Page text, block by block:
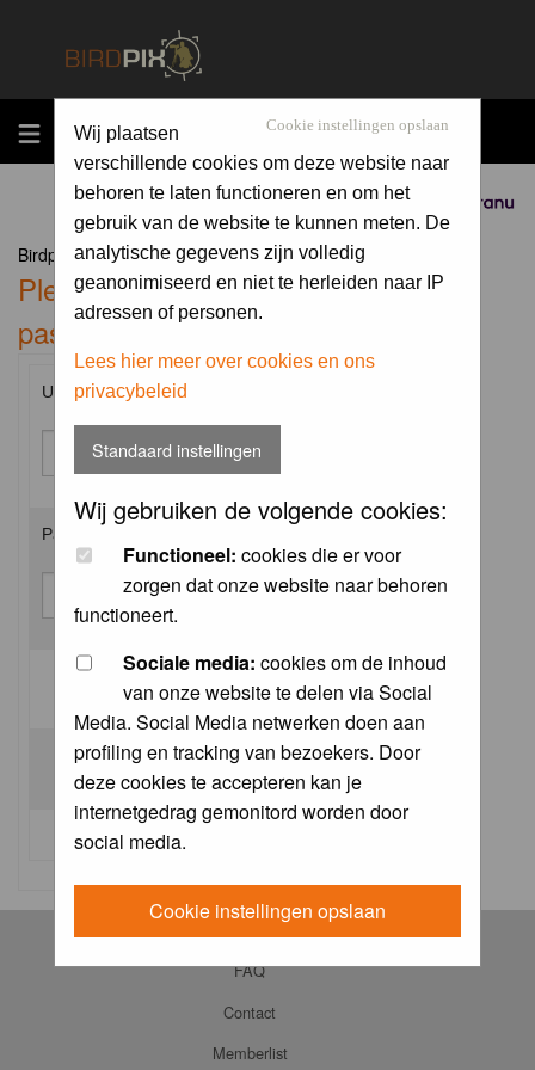
MENU
Sponsored by
Cookie instellingen opslaan
Wij plaatsen
verschillende cookies om deze website naar
behoren te laten functioneren en om het
gebruik van de website te kunnen meten. De
analytische gegevens zijn volledig
geanonimiseerd en niet te herleiden naar IP
adressen of personen.
Lees hier meer over cookies en ons
privacybeleid
Standaard instellingen
Wij gebruiken de volgende cookies:
Functioneel: cookies die er voor
zorgen dat onze website naar behoren
functioneert.
Sociale media: cookies om de inhoud
van onze website te delen via Social
Media. Social Media netwerken doen aan
profiling en tracking van bezoekers. Door
deze cookies te accepteren kan je
internetgedrag gemonitord worden door
social media.
Cookie instellingen opslaan
Birdpix.nl Forum Index
Please enter your username and
password to log in.
Username:
Password:
Log me on automatically each visit:
I forgot my password
FAQ
Contact
Memberlist